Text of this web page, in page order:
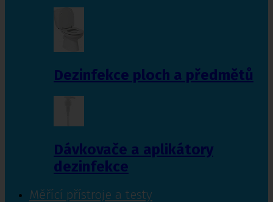
Dezinfekce ploch a předmětů
Dávkovače a aplikátory
dezinfekce
Měřící přístroje a testy